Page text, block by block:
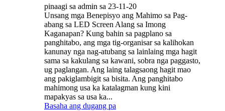
pinaagi sa admin sa 23-11-20
Unsang mga Benepisyo ang Mahimo sa Pag-
abang sa LED Screen Alang sa Imong
Kaganapan? Kung bahin sa pagplano sa
panghitabo, ang mga tig-organisar sa kalihokan
kanunay nga nag-atubang sa lainlaing mga hagit
sama sa kakulang sa kawani, sobra nga paggasto,
ug paglangan. Ang laing talagsaong hagit mao
ang pakiglambigit sa bisita. Ang panghitabo
mahimong usa ka katalagman kung kini
mapakyas sa usa ka...
Basaha ang dugang pa